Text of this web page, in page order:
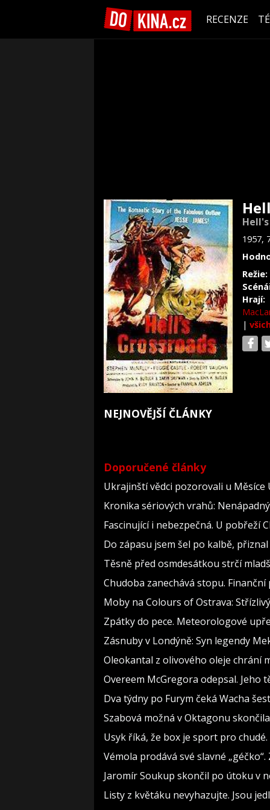
RECENZE
1957,
Režie:
Hrají:
|
NEJNOVĚJŠÍ ČLÁNKY
Doporučené články
Ukrajinští vědci pozorovali u
Kronika sériových vrahů:
Fascinující i nebezpečná. U pobřeží
Do zápasu jsem šel po kalbě,
Těsně před osmdesátkou strčí
Chudoba zanechává stopu.
Moby na Colours of Ostrava:
Zpátky do pece. Meteorologové
Zásnuby v Londýně: Syn legendy
Oleokantal z olivového oleje chrání
Overeem McGregora odepsal.
Dva týdny po Furym čeká Wacha
Szabová možná v Oktagonu
Usyk říká, že box je sport pro
Vémola prodává své slavné
Jaromír Soukup skončil po útoku v
Listy z květáku nevyhazujte. Jsou